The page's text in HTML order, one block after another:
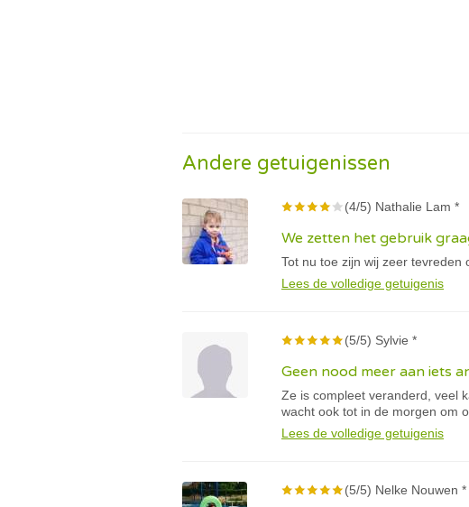
Andere getuigenissen
(4/5) Nathalie Lam *
We zetten het gebruik
Tot nu toe zijn wij zeer tevreden
Lees de volledige getuigenis
(5/5) Sylvie *
Geen nood meer aan iets
Ze is compleet veranderd, veel
wacht ook tot in de morgen om
Lees de volledige getuigenis
(5/5) Nelke Nouwen *